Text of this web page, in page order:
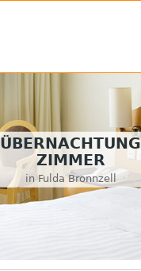
ÜBERNACHTUNG
ZIMMER
in Fulda Bronnzell